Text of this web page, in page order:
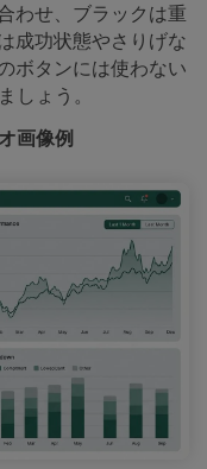
わせ、ブラックは重
成功状態やさりげな
ボタンには使わない
しょう。
画像例